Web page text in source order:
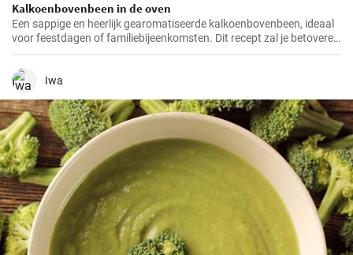
Kalkoenbovenbeen in de oven
Een sappige en heerlijk gearomatiseerde kalkoenbovenbeen, ideaal
voor feestdagen of familiebijeenkomsten. Dit recept zal je betoveren
met zijn unieke smaak en eenvoudige bereiding.
Iwa